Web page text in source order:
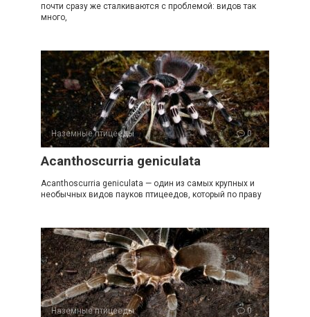
почти сразу же сталкиваются с проблемой: видов так
много,
Наземные птицееды 0
Acanthoscurria geniculata
Acanthoscurria geniculata — один из самых крупных и
необычных видов пауков птицеедов, который по праву
Наземные птицееды 0